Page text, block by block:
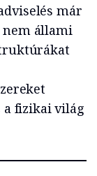
már
nem állami
fizikai világ